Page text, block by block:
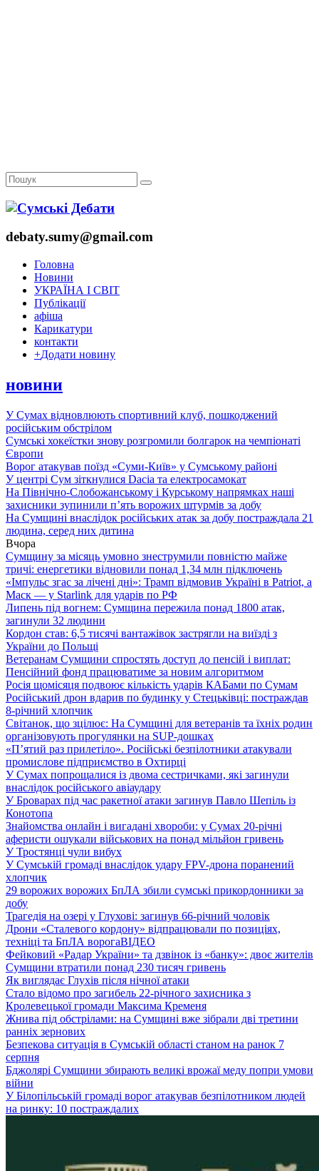
debaty.sumy@gmail.com
Головна
Новини
УКРАЇНА І СВІТ
Публікації
афіша
Карикатури
контакти
+Додати новину
новини
У Сумах відновлюють спортивний клуб, пошкоджений
російським обстрілом
Сумські хокеїстки знову розгромили болгарок на чемпіонаті
Європи
Ворог атакував поїзд «Суми-Київ» у Сумському районі
У центрі Сум зіткнулися Dacia та електросамокат
На Північно-Слобожанському і Курському напрямках наші
захисники зупинили п’ять ворожих штурмів за добу
На Сумщині внаслідок російських атак за добу постраждала 21
людина, серед них дитина
Вчора
Сумщину за місяць умовно знеструмили повністю майже
тричі: енергетики відновили понад 1,34 млн підключень
«Імпульс згас за лічені дні»: Трамп відмовив Україні в Patriot, а
Маск — у Starlink для ударів по РФ
Липень під вогнем: Сумщина пережила понад 1800 атак,
загинули 32 людини
Кордон став: 6,5 тисячі вантажівок застрягли на виїзді з
України до Польщі
Ветеранам Сумщини спростять доступ до пенсій і виплат:
Пенсійний фонд працюватиме за новим алгоритмом
Росія щомісяця подвоює кількість ударів КАБами по Сумам
Російський дрон вдарив по будинку у Стецьківці: постраждав
8-річний хлопчик
Світанок, що зцілює: На Сумщині для ветеранів та їхніх родин
організовують прогулянки на SUP-дошках
«П’ятий раз прилетіло». Російські безпілотники атакували
промислове підприємство в Охтирці
У Сумах попрощалися із двома сестричками, які загинули
внаслідок російського авіаудару
У Броварах під час ракетної атаки загинув Павло Шепіль із
Конотопа
Знайомства онлайн і вигадані хвороби: у Сумах 20-річні
аферисти ошукали військових на понад мільйон гривень
У Тростянці чули вибух
У Сумській громаді внаслідок удару FPV-дрона поранений
хлопчик
29 ворожих ворожих БпЛА збили сумські прикордонники за
добу
Трагедія на озері у Глухові: загинув 66-річний чоловік
Дрони «Сталевого кордону» відпрацювали по позиціях,
техніці та БпЛА ворогаВІДЕО
Фейковий «Радар України» та дзвінок із «банку»: двоє жителів
Сумщини втратили понад 230 тисяч гривень
Як виглядає Глухів після нічної атаки
Стало відомо про загибель 22-річного захисника з
Кролевецької громади Максима Кременя
Жнива під обстрілами: на Сумщині вже зібрали дві третини
ранніх зернових
Безпекова ситуація в Сумській області станом на ранок 7
серпня
Бджолярі Сумщини збирають великі врожаї меду попри умови
війни
У Білопільській громаді ворог атакував безпілотником людей
на ринку: 10 постраждалих